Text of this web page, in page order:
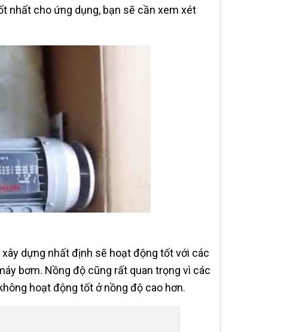
nhất cho ứng dụng, bạn sẽ cần xem xét
dựng nhất định sẽ hoạt động tốt với các
bơm. Nồng độ cũng rất quan trọng vì các
hoạt động tốt ở nồng độ cao hơn.